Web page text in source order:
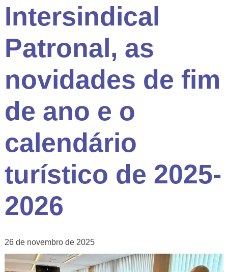
Intersindical
Patronal, as
novidades de fim
de ano e o
calendário
turístico de 2025-
2026
26 de novembro de 2025